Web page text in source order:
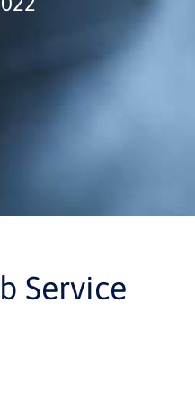
Service